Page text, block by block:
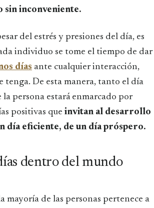
sin inconveniente.
del estrés y presiones del día, es
individuo se tome el tiempo de dar
días ante cualquier interacción,
tenga. De esta manera, tanto el día
persona estará enmarcado por
positivas que invitan al desarrollo
día eficiente, de un día próspero.
dentro del mundo
mayoría de las personas pertenece a